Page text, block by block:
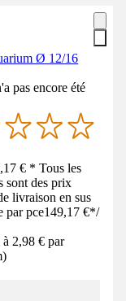
Ø 12/16
pas encore été
€ * Tous les
sont des prix
livraison en sus
par pce149,17 €*/
2,98 € par
)